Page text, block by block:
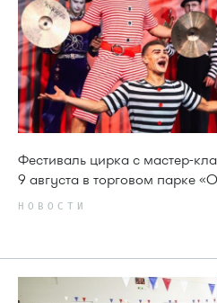
Фестиваль цирка с мастер-
9 августа в торговом парке
НОВОСТИ